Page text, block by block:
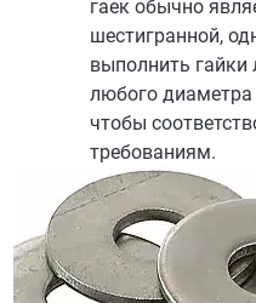
гаек обычно
шестигранной,
выполнить
любого
чтобы
требованиям.